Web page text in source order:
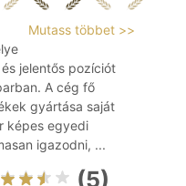
Mutass többet >>
jelentős pozíciót
A cég fő
gyártása saját
képes egyedi
igazodni, ...
(5)